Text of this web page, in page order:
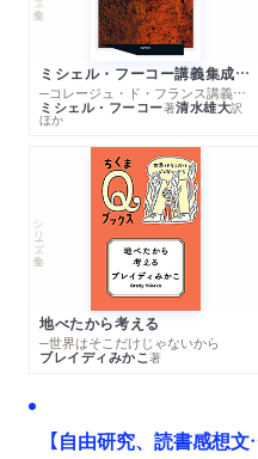
ミシェル・フーコー講義集成１０ 主体性と真理
─コレージュ・ド・フランス講義１９８０－１９８１年度
ミシェル・フーコー著清水雄大訳
ほか
シリーズ・全集
地べたから考える
─世界はそこだけじゃないから
ブレイディみかこ著
【自由研究、読書感想